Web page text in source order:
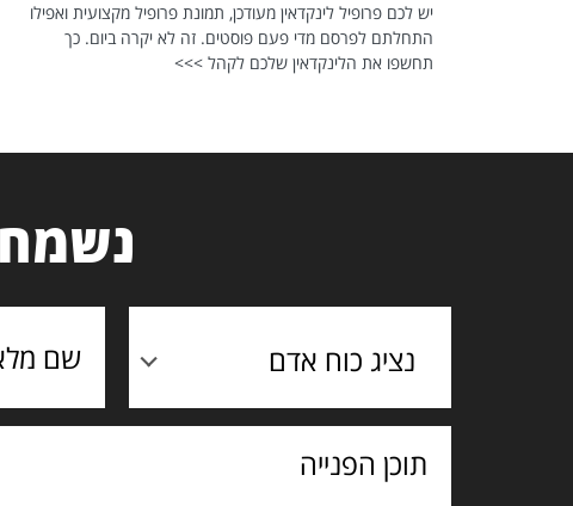
יש לכם פרופיל לינקדאין מעודכן, תמונת פרופיל מקצועית ואפילו
התחלתם לפרסם מדי פעם פוסטים. זה לא יקרה ביום. כך
תחשפו את הלינקדאין שלכם לקהל >>>
נציג כוח אדם
תוכן